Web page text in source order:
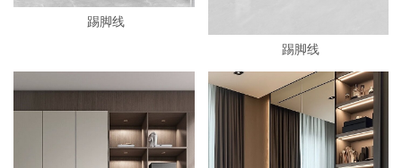
踢脚线
踢脚线